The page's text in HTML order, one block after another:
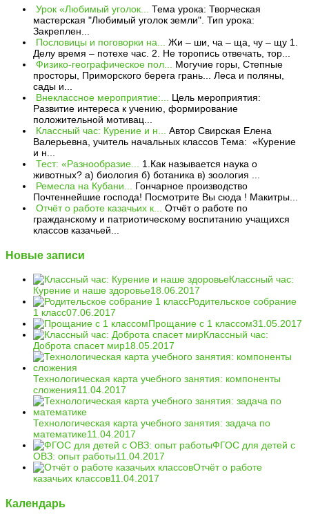
Урок «Любимый уголок...
Тема урока: Творческая
мастерская "Любимый уголок земли". Тип урока:
Закреплен...
Пословицы и поговорки на...
Жи – ши, ча – ща, чу – щу 1.
Делу время – потехе час. 2. Не торопись отвечать, тор...
Физико-географическое пол...
Могучие горы, Степные
просторы, Приморского берега грань... Леса и поляны,
сады и...
Внеклассное мероприятие:...
Цель мероприятия:
Развитие интереса к учению, формирование
положительной мотивац...
Классный час: Курение и н...
Автор Свирская Елена
Валерьевна, учитель начальных классов Тема: «Курение
и н...
Тест: «Разнообразие...
1.Как называется наука о
животных? а) биология б) ботаника в) зоология ...
Ремесла на Кубани...
Гончарное производство
Почтеннейшие господа! Посмотрите Вы сюда ! Макитры...
Отчёт о работе казачьих к...
Отчёт о работе по
гражданскому и патриотическому воспитанию учащихся
классов казачьей...
Новые записи
Классный час:
Курение и наше здоровье18.06.2017
Родительское собрание
1 класс07.06.2017
Прощание с 1 классом31.05.2017
Классный час:
Доброта спасет мир18.05.2017
Технологическая карта учебного занятия: компоненты
сложения11.04.2017
Технологическая карта учебного занятия: задача по
математике11.04.2017
ФГОС для детей с
ОВЗ: опыт работы11.04.2017
Отчёт о работе
казачьих классов11.04.2017
Календарь